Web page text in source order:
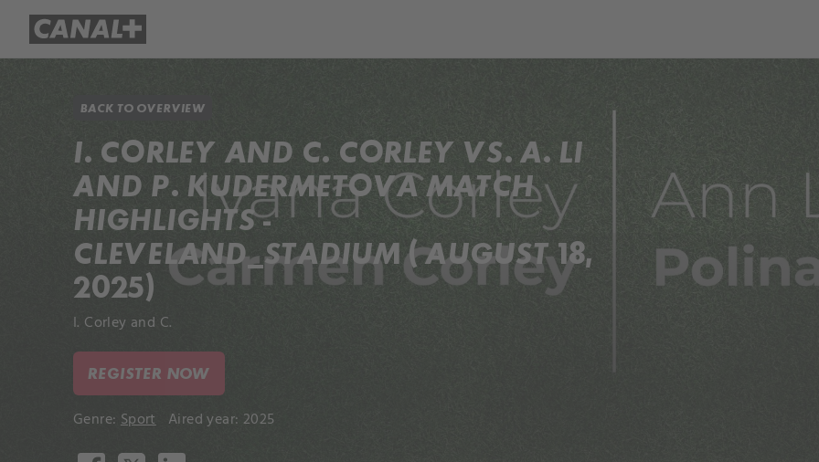
BACK TO OVERVIEW
I. CORLEY AND C. CORLEY VS. A. LI
AND P. KUDERMETOVA MATCH
HIGHLIGHTS -
CLEVELAND_STADIUM ( AUGUST 18,
2025)
I. Corley and C.
REGISTER NOW
Genre: Sport Aired year: 2025